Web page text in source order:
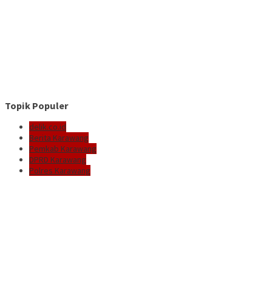
Topik Populer
delik.co.id
Berita Karawang
Pemkab Karawang
DPRD Karawang
Polres Karawang